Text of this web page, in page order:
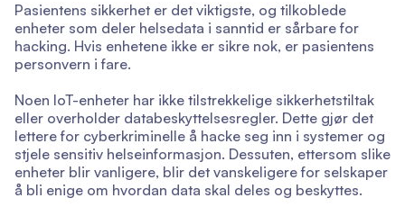
Pasientens sikkerhet er det viktigste, og tilkoblede
enheter som deler helsedata i sanntid er sårbare for
hacking. Hvis enhetene ikke er sikre nok, er pasientens
personvern i fare.
Noen IoT-enheter har ikke tilstrekkelige sikkerhetstiltak
eller overholder databeskyttelsesregler. Dette gjør det
lettere for cyberkriminelle å hacke seg inn i systemer og
stjele sensitiv helseinformasjon. Dessuten, ettersom slike
enheter blir vanligere, blir det vanskeligere for selskaper
å bli enige om hvordan data skal deles og beskyttes.